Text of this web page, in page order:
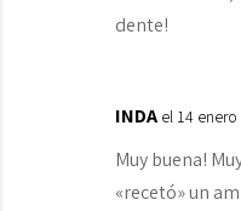
dente!
INDA el 14
Muy buena!
«recetó» un